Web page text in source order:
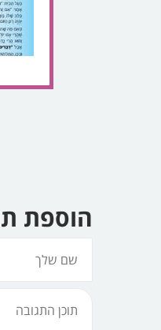
הוספת